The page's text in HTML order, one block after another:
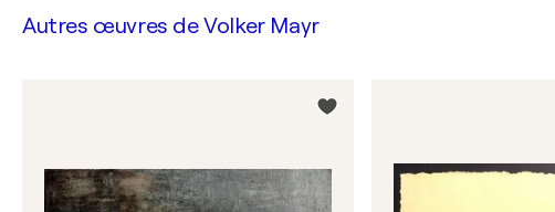
Autres œuvres deVolker Mayr